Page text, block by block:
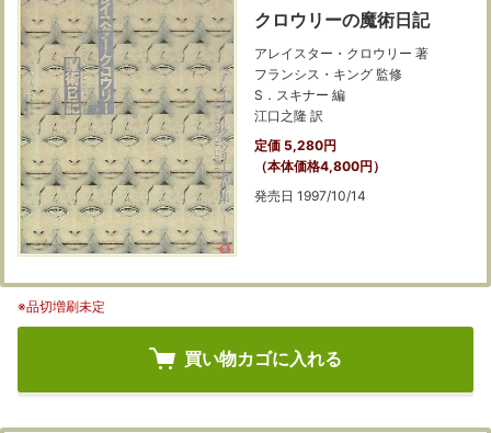
クロウリーの魔術日記
アレイスター・クロウリー 著
フランシス・キング 監修
S．スキナー 編
江口之隆 訳
定価 5,280円
（本体価格4,800円）
発売日 1997/10/14
※品切増刷未定
買い物カゴに入れる